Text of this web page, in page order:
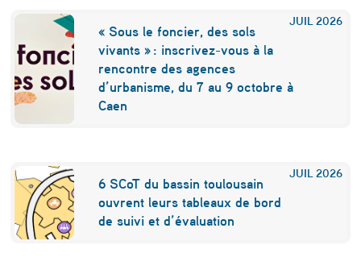
m
p
a
c
t
A
r
JUIL 2026
« Sous le foncier, des sols
vivants » : inscrivez-vous à la
rencontre des agences
d’urbanisme, du 7 au 9 octobre à
Caen
JUIL 2026
6 SCoT du bassin toulousain
ouvrent leurs tableaux de bord
de suivi et d’évaluation